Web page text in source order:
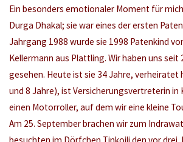
Ein besonders emotionaler Moment für
Durga Dhakal; sie war eines der ersten
Jahrgang 1988 wurde sie 1998 Patenkind
Kellermann aus Plattling. Wir haben uns seit
gesehen. Heute ist sie 34 Jahre, verheiratet
und 8 Jahre), ist Versicherungsvertreterin
einen Motorroller, auf dem wir eine kleine
Am 25. September brachen wir zum